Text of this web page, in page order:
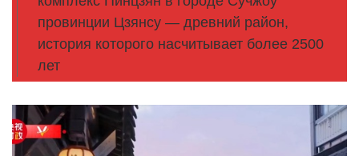
провинции Цзянсу — древний район,
история которого насчитывает более 2500
лет